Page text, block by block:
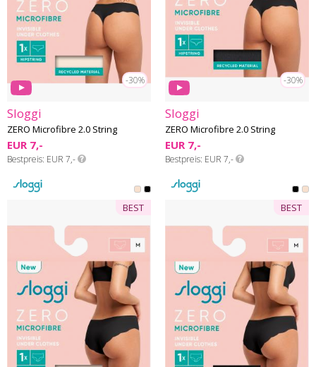
-30%
Sloggi
ZERO Microfibre 2.0 String
EUR 7,-
Bestpreis EUR 7,-
-30%
Sloggi
ZERO Microfibre 2.0 String
EUR 7,-
Bestpreis EUR 7,-
BEST BEST